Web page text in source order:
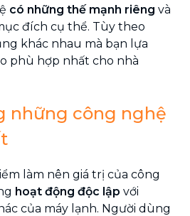
có những thế mạnh riêng và
đích cụ thể. Tùy theo
khác nhau mà bạn lựa
phù hợp nhất cho nhà
những công nghệ
làm nên giá trị của công
hoạt động độc lập với
của máy lạnh. Người dùng